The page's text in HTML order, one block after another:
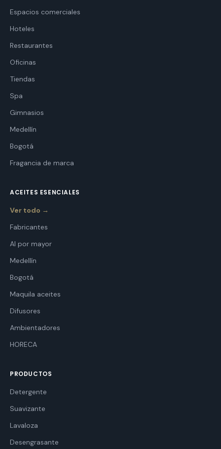
Espacios comerciales
Hoteles
Restaurantes
Oficinas
Tiendas
Spa
Gimnasios
Medellín
Bogotá
Fragancia de marca
ACEITES ESENCIALES
Ver todo →
Fabricantes
Al por mayor
Medellín
Bogotá
Maquila aceites
Difusores
Ambientadores
HORECA
PRODUCTOS
Detergente
Suavizante
Lavaloza
Desengrasante